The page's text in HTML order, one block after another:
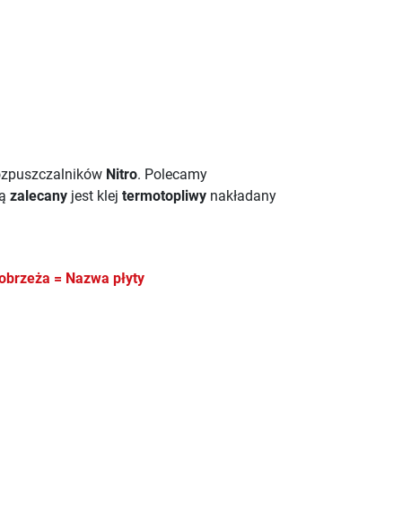
Nitro. Polecamy
zalecany jest klej termotopliwy nakładany
= Nazwa płyty